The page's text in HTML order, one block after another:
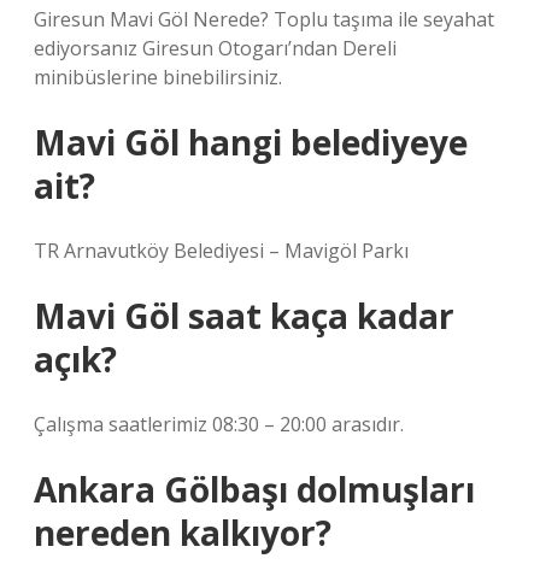
Giresun Mavi Göl Nerede? Toplu taşıma ile seyahat
ediyorsanız Giresun Otogarı’ndan Dereli
minibüslerine binebilirsiniz.
Mavi Göl hangi belediyeye
ait?
TR Arnavutköy Belediyesi – Mavigöl Parkı
Mavi Göl saat kaça kadar
açık?
Çalışma saatlerimiz 08:30 – 20:00 arasıdır.
Ankara Gölbaşı dolmuşları
nereden kalkıyor?